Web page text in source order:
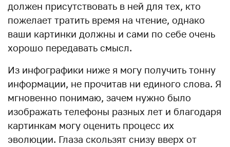
должен присутствовать в ней для тех, кто
пожелает тратить время на чтение, однако
ваши картинки должны и сами по себе очень
хорошо передавать смысл.
Из инфографики ниже я могу получить тонну
информации, не прочитав ни единого слова. Я
мгновенно понимаю, зачем нужно было
изображать телефоны разных лет и благодаря
картинкам могу оценить процесс их
эволюции. Глаза скользят снизу вверх от